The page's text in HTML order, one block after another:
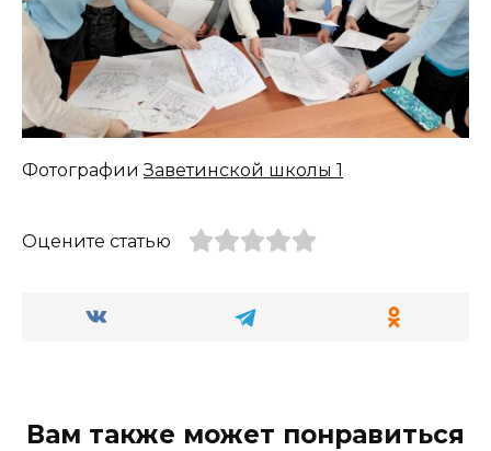
ФотографииЗаветинской школы 1
Оцените статью
Вам также может понравиться